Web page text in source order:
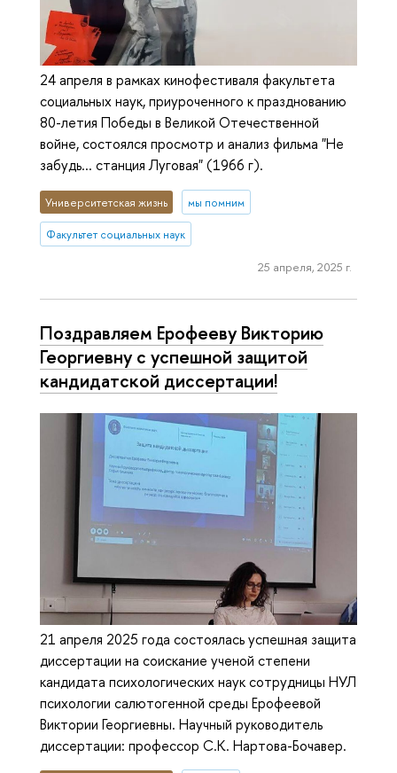
24 апреля в рамках кинофестиваля факультета
социальных наук, приуроченного к празднованию
80-летия Победы в Великой Отечественной
войне, состоялся просмотр и анализ фильма "Не
забудь... станция Луговая" (1966 г).
Университетская жизнь мы помним
Факультет социальных наук
25 апреля, 2025 г.
Поздравляем Ерофееву Викторию
Георгиевну с успешной защитой
кандидатской диссертации!
21 апреля 2025 года состоялась успешная защита
диссертации на соискание ученой степени
кандидата психологических наук сотрудницы НУЛ
психологии салютогенной среды Ерофеевой
Виктории Георгиевны. Научный руководитель
диссертации: профессор С.К. Нартова-Бочавер.